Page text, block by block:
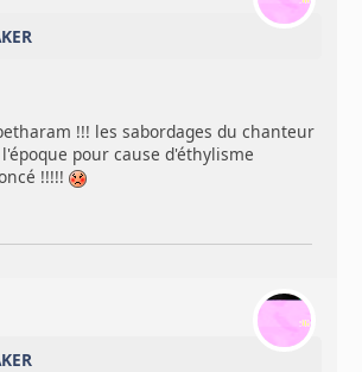
!!! les sabordages du chanteur
pour cause d'éthylisme
!!!!!